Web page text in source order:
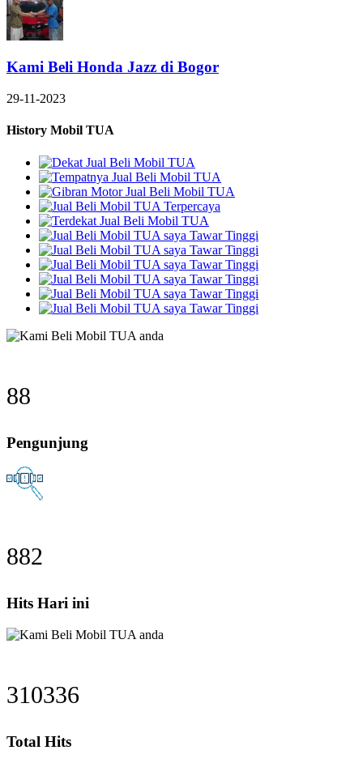
Kami Beli Honda Jazz di Bogor
29-11-2023
History Mobil TUA
120
Pengunjung
1209
Hits Hari ini
425317
Total Hits